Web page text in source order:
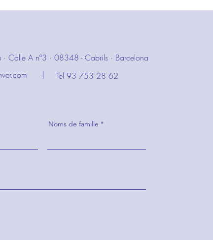
· Calle A nº3 · 08348 - Cabrils · Barcelona
Tel 93 753 28 62
Noms de famille